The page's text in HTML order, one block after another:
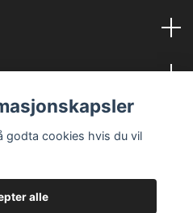
godta cookies hvis du vil
alle